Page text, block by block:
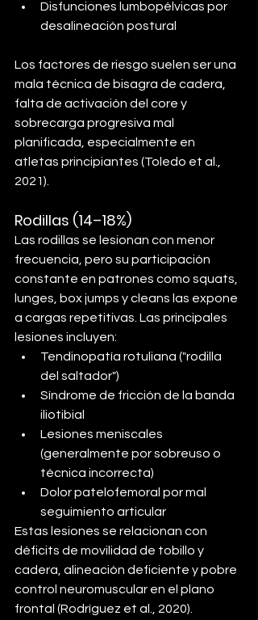
Disfunciones lumbopélvicas por
desalineación postural
Los factores de riesgo suelen ser una
mala técnica de bisagra de cadera,
falta de activación del core y
sobrecarga progresiva mal
planificada, especialmente en
atletas principiantes (Toledo et al.,
2021).
Rodillas (14–18%)
Las rodillas se lesionan con menor
frecuencia, pero su participación
constante en patrones como squats,
lunges, box jumps y cleans las expone
a cargas repetitivas. Las principales
lesiones incluyen:
Tendinopatía rotuliana ("rodilla
del saltador")
Síndrome de fricción de la banda
iliotibial
Lesiones meniscales
(generalmente por sobreuso o
técnica incorrecta)
Dolor patelofemoral por mal
seguimiento articular
Estas lesiones se relacionan con
déficits de movilidad de tobillo y
cadera, alineación deficiente y pobre
control neuromuscular en el plano
frontal (Rodríguez et al., 2020).